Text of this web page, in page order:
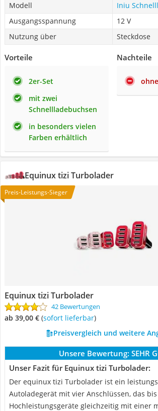
Modell
Iniu
Ausgangsspannung
12 V
Nutzung über
Steckdose
Vorteile
2er-Set
mit zwei
Schnellladebuchsen
in besonders vielen
Farben erhältlich
Nachteile
Equinux tizi Turbolader
Preis-Leistungs-Sieger
Equinux tizi Turbolader
42 Bewertungen
ab 39,00 € ( Sofort lieferbar)
Preisvergleich und weitere
Unsere Bewertung: SEHR
Unser Fazit für Equinux tizi Turbolader:
Der equinux tizi Turbolader ist ein
Autoladegerät mit vier Anschlüssen, das
Hochleistungsgeräte gleichzeitig mit einer